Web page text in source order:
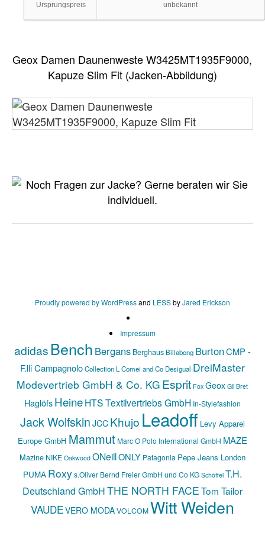
Ursprungspreis unbekannt
Geox Damen Daunenweste W3425MT1935F9000,
Kapuze Slim Fit (Jacken-Abbildung)
Proudly powered by WordPressand LESSbyJared Erickson
Impressum
adidas Bench Bergans Berghaus Billabong BurtonCMP -
F.lli CampagnoloCollection L Comei and Co Desigual DreiMaster
Modevertrieb GmbH & Co. KG Esprit Fox Geox Gil Bret
HaglöfsHeineHTS Textilvertriebs GmbH In-Stylefashion
Jack Wolfskin JCC Khujo Leadoff Levy Apparel
Europe GmbH Mammut Marc O Polo International GmbH MAZE
Mazine NIKE Oakwood ONeillONLY Patagonia Pepe Jeans London
PUMA Roxys.Oliver Bernd Freier GmbH und Co KG Schöffel T.H.
Deutschland GmbHTHE NORTH FACETom Tailor
VAUDEVERO MODAVOLCOMWitt Weiden